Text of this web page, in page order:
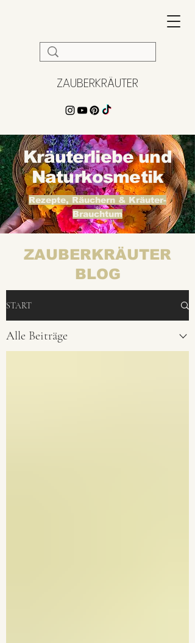
ZAUBERKRÄUTER
Kräuterliebe und
Naturkosmetik
Rezepte, Räuchern & Kräuter-
Brauchtum
ZAUBERKRÄUTER
BLOG
START
Alle Beiträge